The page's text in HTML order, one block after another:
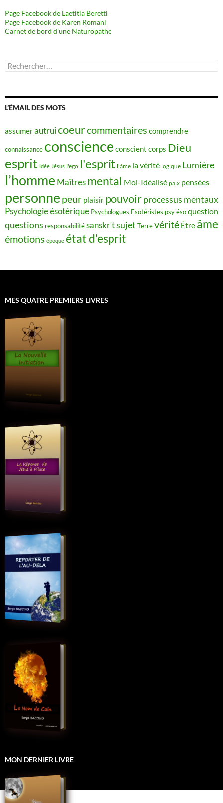
Page Facebook de Laetitia Beretti
Page Facebook de Karen Romani
Carnet de bord d’une Naturopathe
Rechercher :
L’ÉMAIL DES MOTS
assumerautruicoeurcommentaires comprendre
connaissance conscience conscient corps Dieu
esprit idée Jésus l'ego l'esprit l'âme la vérité logique Lumière
l’homme Maîtres mental Moi-Idéalisé paix pensées
personne peur plaisir pouvoirprocessus mentaux
Psychologie ésotérique Psychologues Esotéristes psy ésoquestion
questions responsabilitésanskritsujet Terrevérité Être âme
émotions époque état d'esprit
MES QUATRE PREMIERS LIVRES
MON DERNIER LIVRE